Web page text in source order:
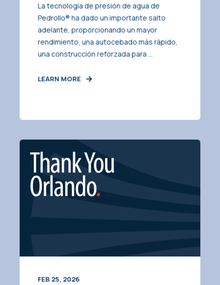
La tecnología de presión de agua de
Pedrollo® ha dado un importante salto
adelante, proporcionando un mayor
rendimiento, una autocebado más rápido,
una construcción reforzada para ...
LEARN MORE
FEB 25, 2026